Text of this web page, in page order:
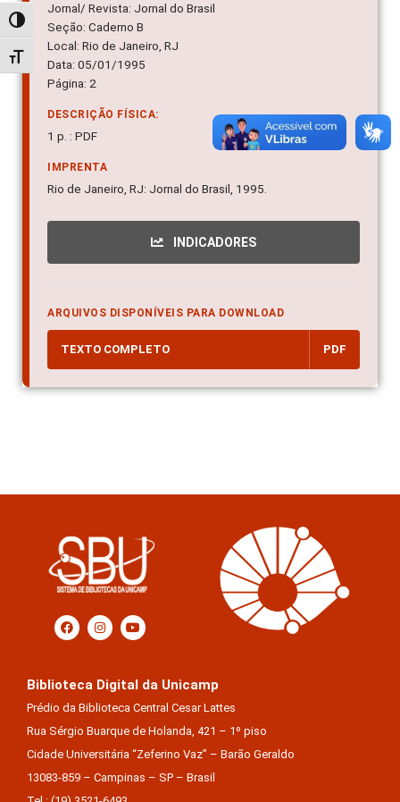
Alternar alto contraste
Alternar tamanho da fonte
Jornal/ Revista: Jornal do Brasil
Seção: Caderno B
Local: Rio de Janeiro, RJ
Data: 05/01/1995
Página: 2
DESCRIÇÃO FÍSICA:
1 p. : PDF
IMPRENTA
Rio de Janeiro, RJ: Jornal do Brasil, 1995.
INDICADORES
ARQUIVOS DISPONÍVEIS PARA DOWNLOAD
TEXTO COMPLETO PDF
Biblioteca Digital da Unicamp
Prédio da Biblioteca Central Cesar Lattes
Rua Sérgio Buarque de Holanda, 421 – 1º piso
Cidade Universitária “Zeferino Vaz” – Barão Geraldo
13083-859 – Campinas – SP – Brasil